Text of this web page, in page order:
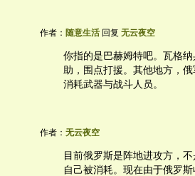
作者： 随意生活 回复 无云夜空
你指的是巴赫姆特吧。瓦格
助，围点打援。其他地方，
消耗武器与战斗人员。
作者： 无云夜空
目前俄罗斯是阵地进攻方，
自己被消耗。现在由于俄罗